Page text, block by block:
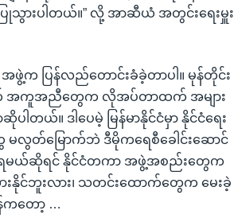
ားပါတယ်။” လို့ အာဆီယံ အတွင်းရေးမှူး
အဖွဲ့က ပြန်လည်တောင်းခံခဲ့တာပါ။ မုန်တိုင်း
အကူအညီတွေက လိုအပ်တာထက် အများ
တယ်။ ဒါပေမဲ့ မြန်မာနိုင်ငံမှာ နိုင်ငံရေး
မလွတ်မြောက်ဘဲ ဒီမိုကရေစီခေါင်းဆောင်
မယ်ဆိုရင် နိုင်ငံတကာ အဖွဲ့အစည်းတွေက
င်ဘူးလား၊ သတင်းထောက်တွေက မေးခဲ့
ကတော့ …